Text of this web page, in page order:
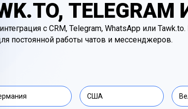
с CRM, Telegram, WhatsApp или
постоянной работы чатов и мессенджеров.
США